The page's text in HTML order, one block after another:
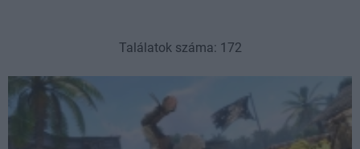
Találatok száma: 172